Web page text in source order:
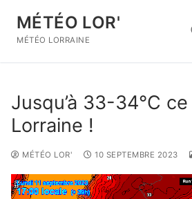
contenu
MÉTÉO LOR'
MÉTÉO LORRAINE
Jusqu’à 33-34°C
Lorraine !
MÉTÉO LOR' 10 SEPTEMBRE 2023